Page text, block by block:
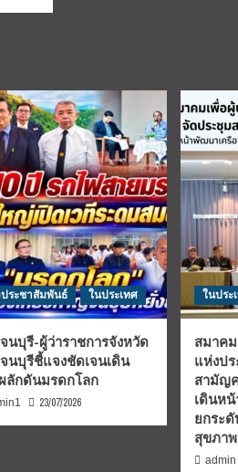
ระชาสัมพันธ์ ในประเทศ
นบุรี-ผู้ว่าราชการจังหวัด
นบุรีชี้แจงชัดเจนเดิน
ลักดันมรดกโลก
23/07/2026
ในประ
สมาค
แห่งป
สามัญค
เดินห
ยกระ
สุขภา
admin